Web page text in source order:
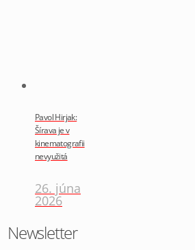
Pavol Hirjak:
Šírava je v
kinematografii
nevyužitá
26. júna
2026
Newsletter